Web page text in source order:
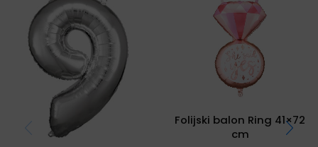
Folijski balon Ring 41×72
cm